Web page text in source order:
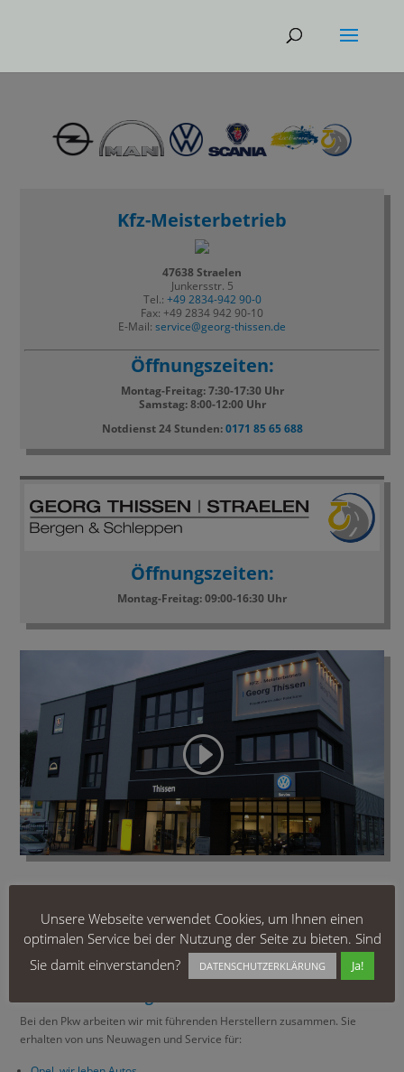
Kfz-Meisterbetrieb
47638 Straelen
Junkersstr. 5
Tel.: +49 2834-942 90-0
Fax: +49 2834 942 90-10
E-Mail: service@georg-thissen.de
Öffnungszeiten:
Montag-Freitag: 7:30-17:30 Uhr
Samstag: 8:00-12:00 Uhr
Notdienst 24 Stunden:0171 85 65 688
Öffnungszeiten:
Montag-Freitag: 09:00-16:30 Uhr
Partner
Um Ihnen ein vielfältiges Produktangebot bieten zu können, arbeiten wir
in unseren verschiedenen Geschäftsbereichen mit einer Reihe von
Partnern zusammen.
Bei den Pkw arbeiten wir mit führenden Herstellern zusammen. Sie
erhalten von uns Neuwagen und Service für:
Unsere Webseite verwendet Cookies, um Ihnen einen
optimalen Service bei der Nutzung der Seite zu bieten. Sind
Sie damit einverstanden?
DATENSCHUTZERKLÄRUNG Ja!